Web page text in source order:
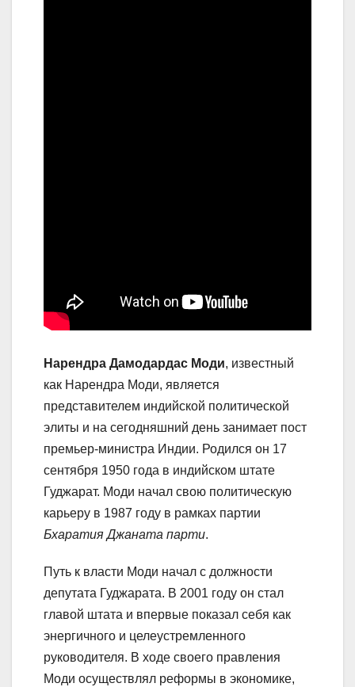
Нарендра Дамодардас Моди, известный
как Нарендра Моди, является
представителем индийской политической
элиты и на сегодняшний день занимает пост
премьер-министра Индии. Родился он 17
сентября 1950 года в индийском штате
Гуджарат. Моди начал свою политическую
карьеру в 1987 году в рамках партии
Бхаратия Джаната парти.
Путь к власти Моди начал с должности
депутата Гуджарата. В 2001 году он стал
главой штата и впервые показал себя как
энергичного и целеустремленного
руководителя. В ходе своего правления
Моди осуществлял реформы в экономике,